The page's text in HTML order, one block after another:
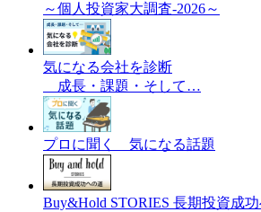
～個人投資家大調査-2026～
気になる会社を診断
成長・課題・そして…
プロに聞く 気になる話題
Buy&Hold STORIES 長期投資成